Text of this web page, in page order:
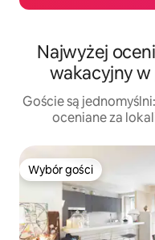
Najwyżej
wakacyjny w
Goście są
oceniane za
Wybór gości
Wybór gości